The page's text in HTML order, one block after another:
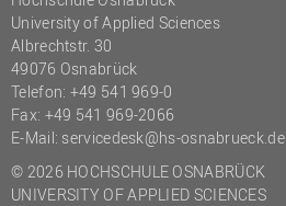
University of Applied Sciences
Albrechtstr. 30
49076 Osnabrück
Telefon: +49 541 969-0
Fax: +49 541 969-2066
E-Mail: servicedesk@hs-osnabrueck.de
© 2026 HOCHSCHULE OSNABRÜCK
UNIVERSITY OF APPLIED SCIENCES